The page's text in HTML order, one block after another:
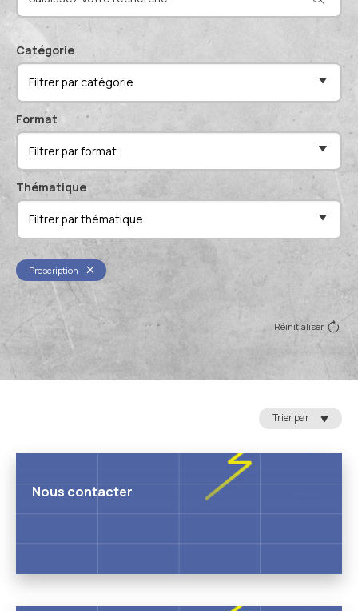
Conférences de professionnels
Publications scientifiques
Proposer mes compétences
Catégorie
Filtrer par catégorie
Format
Filtrer par format
Thématique
Filtrer par thématique
Prescription
Réinitialiser
Trier par
Nous contacter